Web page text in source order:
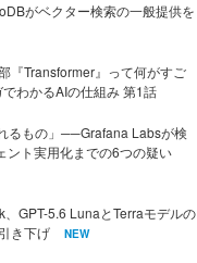
がベクター検索の一般提供を
『Transformer』って何がすご
わかるAIの仕組み 第1話
るもの」──Grafana Labsが検
ント実用化までの6つの疑い
GPT-5.6 LunaとTerraモデルの
き下げ
NEW